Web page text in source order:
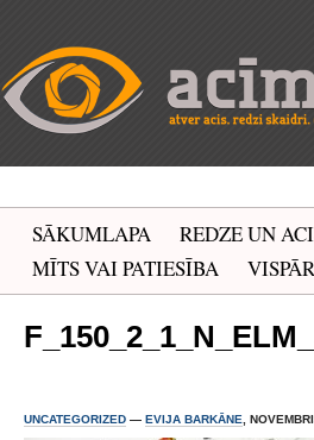
SĀKUMLAPA REDZE UN
MĪTS VAI PATIESĪBA
UNCATEGORIZED — EVIJA BARKĀNE ,